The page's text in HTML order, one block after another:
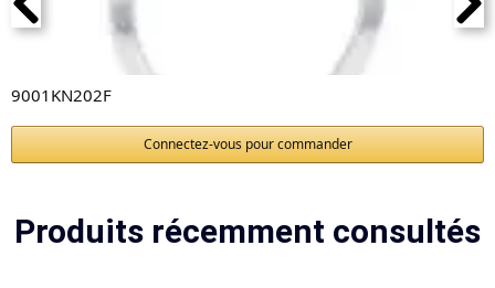
9001KN202F
Connectez-vous pour commander
Produits récemment consultés